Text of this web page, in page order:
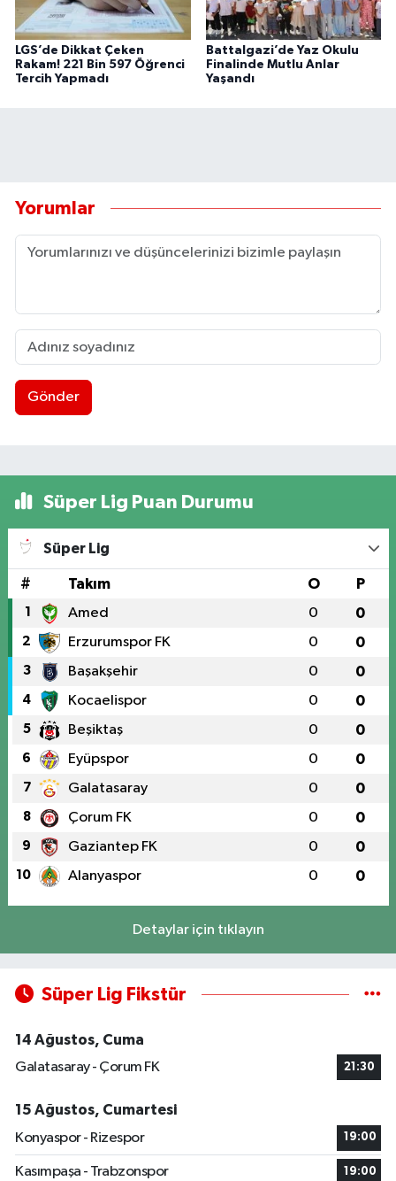
LGS’de Dikkat Çeken
Rakam! 221 Bin 597 Öğrenci
Tercih Yapmadı
Battalgazi’de Yaz Okulu
Finalinde Mutlu Anlar
Yaşandı
Yorumlar
Gönder
Süper Lig Puan Durumu
Süper Lig
# Takım O P
1 Amed 0 0
2 Erzurumspor FK 0 0
3 Başakşehir 0 0
4 Kocaelispor 0 0
5 Beşiktaş 0 0
6 Eyüpspor 0 0
7 Galatasaray 0 0
8 Çorum FK 0 0
9 Gaziantep FK 0 0
10 Alanyaspor 0 0
Detaylar için tıklayın
Süper Lig Fikstür
14 Ağustos, Cuma
Galatasaray - Çorum FK
21:30
15 Ağustos, Cumartesi
Konyaspor - Rizespor
19:00
Kasımpaşa - Trabzonspor 19:00